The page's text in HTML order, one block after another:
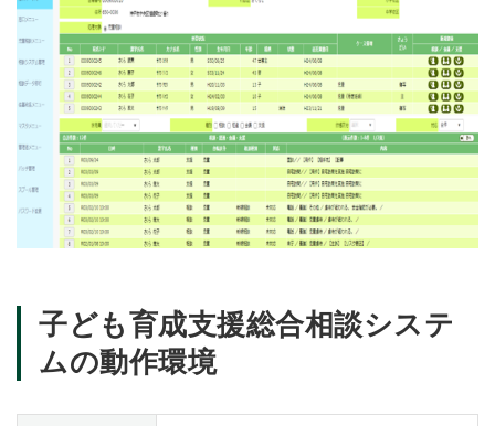
子ども育成支援総合相談システ
ムの動作環境